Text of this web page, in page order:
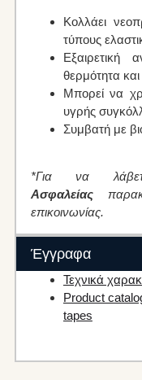
Κολλάει
τύπους
Εξαιρετική
θερμότητα
Μπορεί να
υγρής
Συμβατή με
*Για να
Ασφαλείας
επικοινωνίας.
Έγγραφα
Τεχνικά
Product
tapes